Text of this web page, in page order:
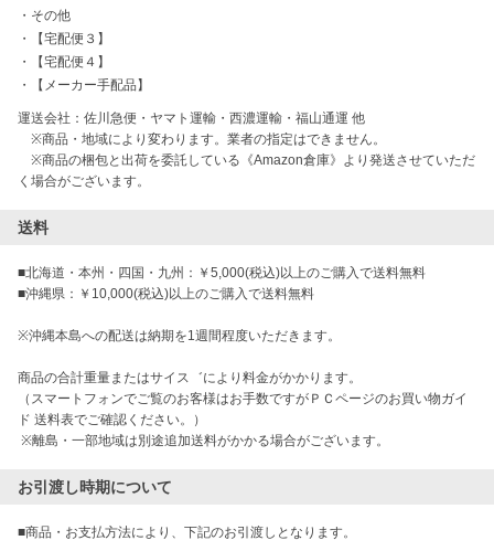
・ その他
・
【宅配便３】
・
【宅配便４】
・
【メーカー手配品】
運送会社：佐川急便・ヤマト運輸・西濃運輸・福山通運 他
※商品・地域により変わります。業者の指定はできません。
※商品の梱包と出荷を委託している《Amazon倉庫》より発送させていただ
く場合がございます。
送料
■北海道・本州・四国・九州：￥5,000(税込)以上のご購入で送料無料
■沖縄県：￥10,000(税込)以上のご購入で送料無料
※沖縄本島への配送は納期を1週間程度いただきます。
商品の合計重量またはサイス゛により料金がかかります。
（スマートフォンでご覧のお客様はお手数ですがＰＣページのお買い物ガイ
ド 送料表でご確認ください。）
※離島・一部地域は別途追加送料がかかる場合がございます。
お引渡し時期について
■商品・お支払方法により、下記のお引渡しとなります。